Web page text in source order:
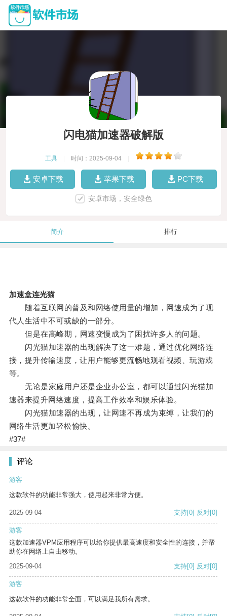
闪电猫加速器破解版
工具 时间：2025-09-04
安卓下载 苹果下载 PC下载
安卓市场，安全绿色
简介 排行
加速盒连光猫
随着互联网的普及和网络使用量的增加，网速成为了现
代人生活中不可或缺的一部分。
但是在高峰期，网速变慢成为了困扰许多人的问题。
闪光猫加速器的出现解决了这一难题，通过优化网络连
接，提升传输速度，让用户能够更流畅地观看视频、玩游戏
等。
无论是家庭用户还是企业办公室，都可以通过闪光猫加
速器来提升网络速度，提高工作效率和娱乐体验。
闪光猫加速器的出现，让网速不再成为束缚，让我们的
网络生活更加轻松愉快。
#37#
评论
游客
这款软件的功能非常强大，使用起来非常方便。
2025-09-04 支持[0] 反对[0]
游客
这款加速器VPM应用程序可以给你提供最高速度和安全性的连接，并帮
助你在网络上自由移动。
2025-09-04
支持[0] 反对[0]
游客
这款软件的功能非常全面，可以满足我所有需求。